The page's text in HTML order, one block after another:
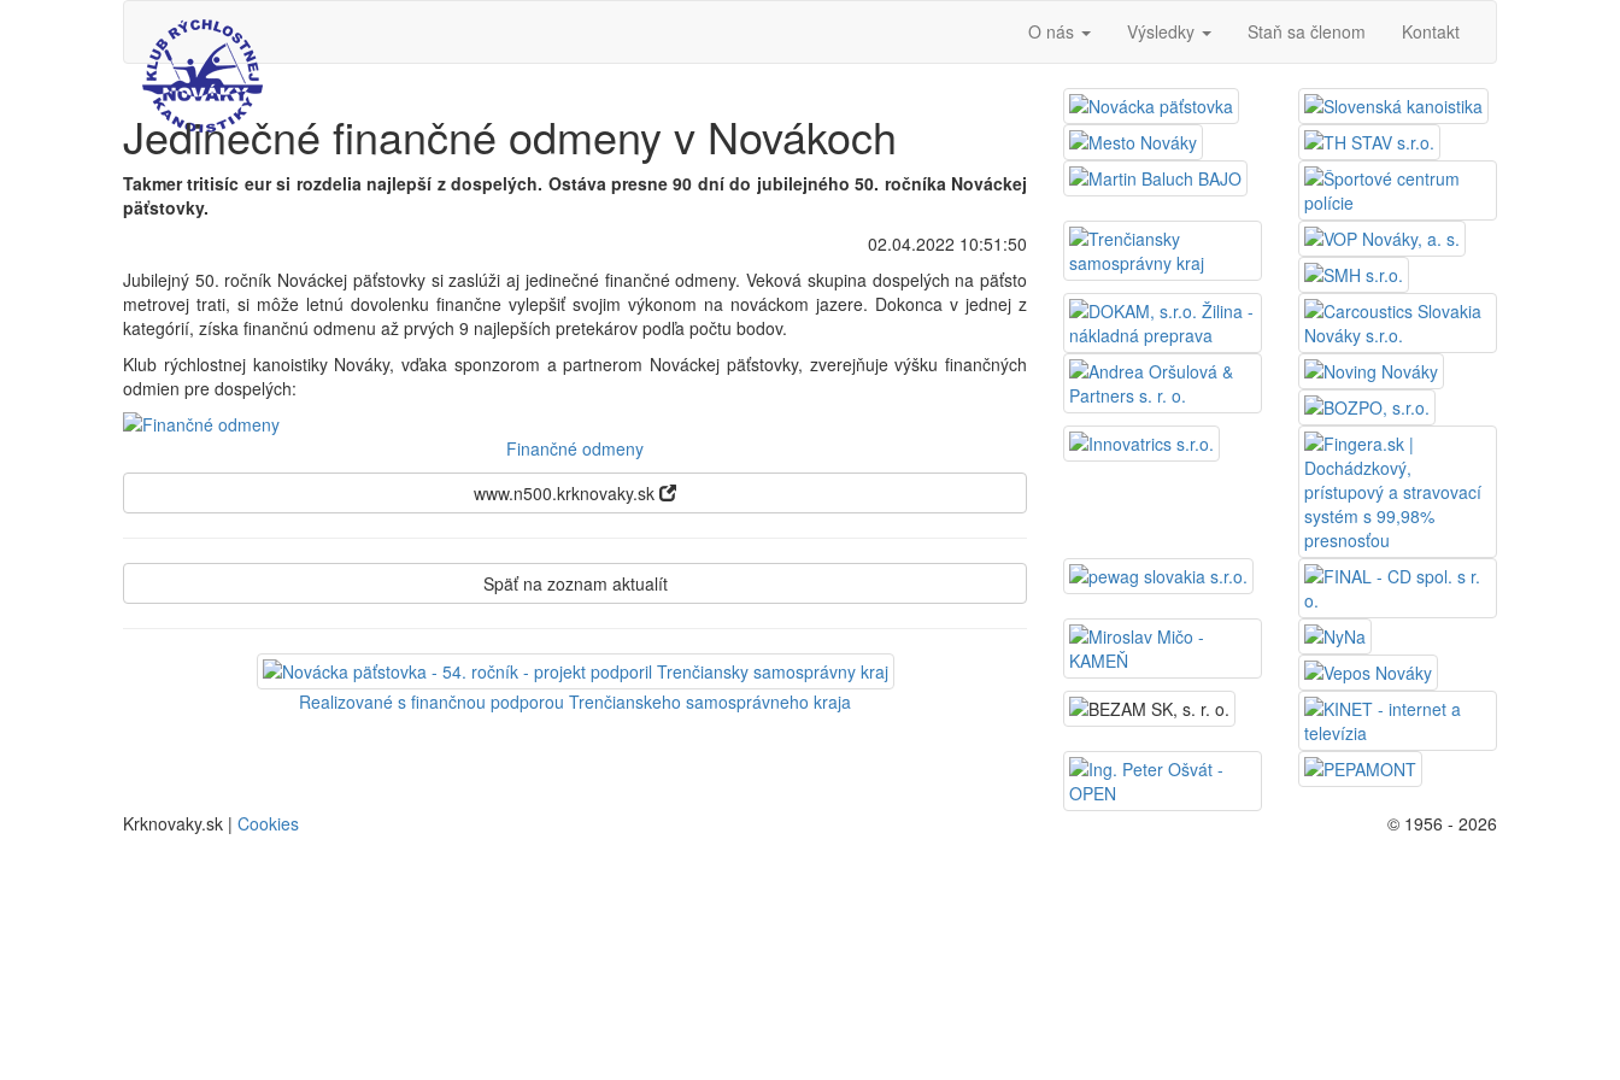
O nás Výsledky Staň sa členom Kontakt
Jedinečné finančné odmeny v Novákoch
Takmer tritisíc eur si rozdelia najlepší z dospelých. Ostáva presne 90 dní do jubilejného 50. ročníka Nováckej
päťstovky.
02.04.2022 10:51:50
Jubilejný 50. ročník Nováckej päťstovky si zaslúži aj jedinečné finančné odmeny. Veková skupina dospelých na päťsto
metrovej trati, si môže letnú dovolenku finančne vylepšiť svojim výkonom na nováckom jazere. Dokonca v jednej z
kategórií, získa finančnú odmenu až prvých 9 najlepších pretekárov podľa počtu bodov.
Klub rýchlostnej kanoistiky Nováky, vďaka sponzorom a partnerom Nováckej päťstovky, zverejňuje výšku finančných
odmien pre dospelých:
Finančné odmeny
www.n500.krknovaky.sk
Späť na zoznam aktualít
Realizované s finančnou podporou Trenčianskeho samosprávneho kraja
Krknovaky.sk | Cookies © 1956 - 2026